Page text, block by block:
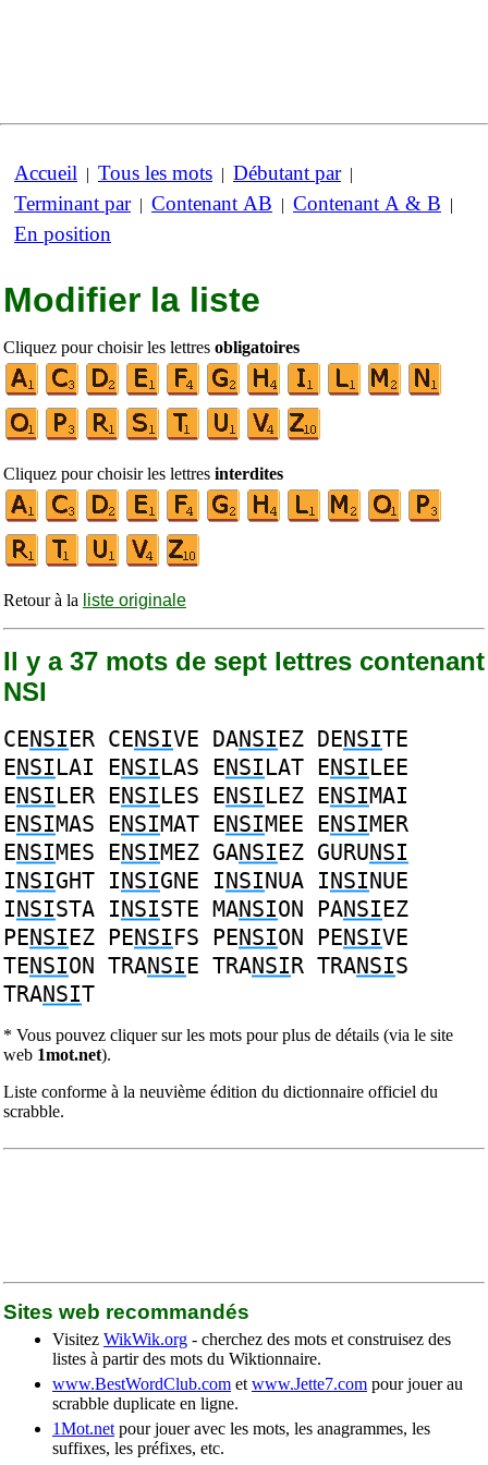
Accueil | Tous les mots | Débutant par|
Terminant par| Contenant AB | Contenant A & B |
En position
Modifier la liste
Cliquez pour choisir les lettres obligatoires
Cliquez pour choisir les lettres interdites
Retour à la liste originale
Il y a 37 mots de sept lettres contenant
NSI
CENSIER CENSIVE DANSIEZ DENSITE
ENSILAI ENSILAS ENSILAT ENSILEE
ENSILER ENSILES ENSILEZ ENSIMAI
ENSIMAS ENSIMAT ENSIMEE ENSIMER
ENSIMES ENSIMEZ GANSIEZ GURUNSI
INSIGHT INSIGNE INSINUA INSINUE
INSISTA INSISTE MANSION PANSIEZ
PENSIEZ PENSIFS PENSION PENSIVE
TENSION TRANSIE TRANSIR TRANSIS
TRANSIT
* Vous pouvez cliquer sur les mots pour plus de détails (via le site
web 1mot.net).
Liste conforme à la neuvième édition du dictionnaire officiel du
scrabble.
Sites web recommandés
Visitez WikWik.org - cherchez des mots et construisez des
listes à partir des mots du Wiktionnaire.
www.BestWordClub.com et www.Jette7.com pour jouer au
scrabble duplicate en ligne.
1Mot.net pour jouer avec les mots, les anagrammes, les
suffixes, les préfixes, etc.